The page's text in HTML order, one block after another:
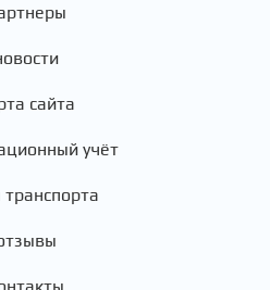
сайта
учёт
транспорта